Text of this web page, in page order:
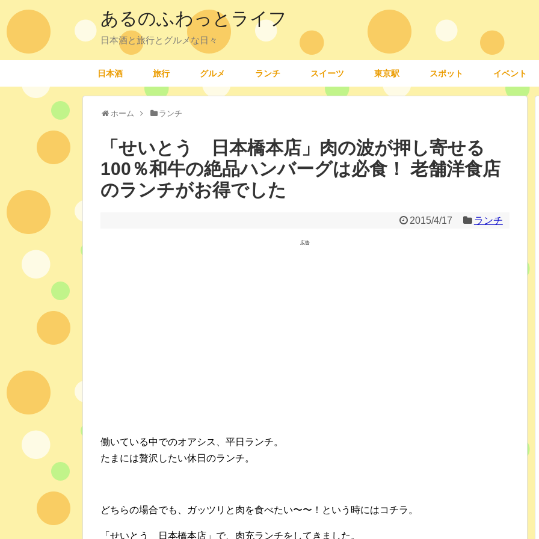
あるのふわっとライフ
日本酒と旅行とグルメな日々
日本酒 旅行 グルメ ランチ スイーツ 東京駅 スポット イベント
ホーム ランチ
「せいとう 日本橋本店」肉の波が押し寄せる
100％和牛の絶品ハンバーグは必食！ 老舗洋食店
のランチがお得でした
2015/4/17 ランチ
広告
働いている中でのオアシス、平日ランチ。
たまには贅沢したい休日のランチ。
どちらの場合でも、ガッツリと肉を食べたい〜〜！という時にはコチラ。
「せいとう 日本橋本店」で、肉充ランチをしてきました。